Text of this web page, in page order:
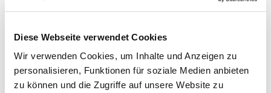
Diese Webseite verwendet Cookies
Wir verwenden Cookies, um Inhalte und Anzeigen zu
personalisieren, Funktionen für soziale Medien anbieten
zu können und die Zugriffe auf unsere Website zu